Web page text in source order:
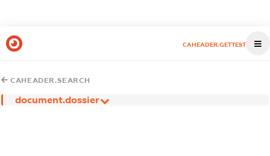
CAHEADER.GETTEST
CAHEADER.SEARCH
document.dossier